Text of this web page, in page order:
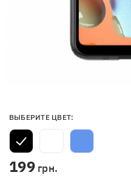
ВЫБЕРИТЕ ЦВЕТ:
199 грн.